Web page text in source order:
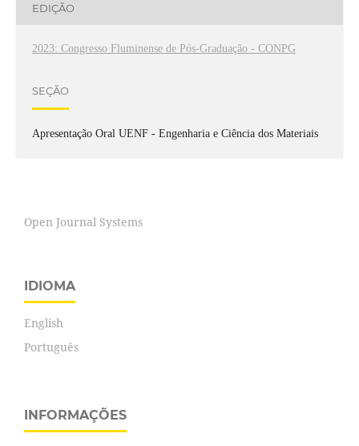
EDIÇÃO
2023: Congresso Fluminense de Pós-Graduação - CONPG
SEÇÃO
Apresentação Oral UENF - Engenharia e Ciência dos Materiais
Open Journal Systems
IDIOMA
English
Português
INFORMAÇÕES